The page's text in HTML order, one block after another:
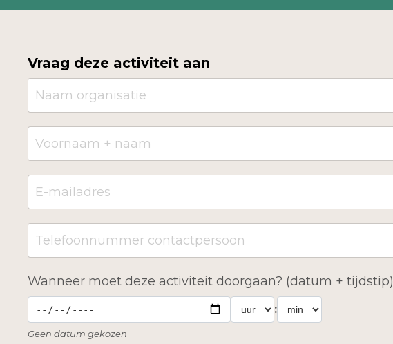
Vraag deze activiteit aan
Wanneer moet deze activiteit doorgaan? (datum + tijdstip)
:
Geen datum gekozen